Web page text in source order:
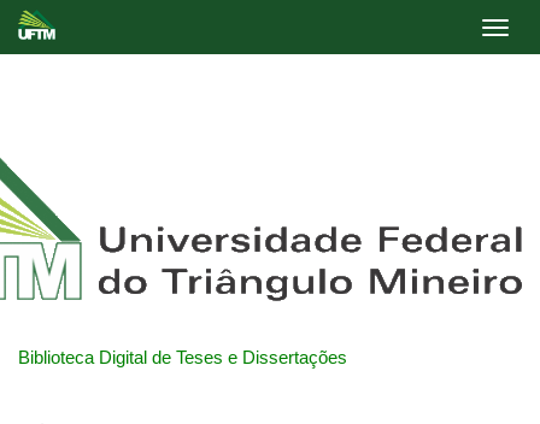
Biblioteca Digital de Teses e Dissertações